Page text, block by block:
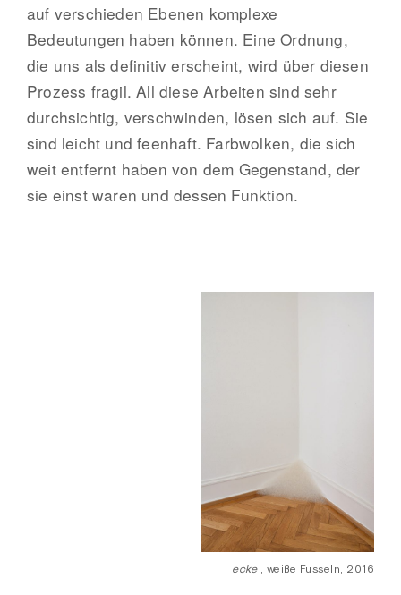
auf verschieden Ebenen komplexe
Bedeutungen haben können. Eine Ordnung,
die uns als definitiv erscheint, wird über diesen
Prozess fragil. All diese Arbeiten sind sehr
durchsichtig, verschwinden, lösen sich auf. Sie
sind leicht und feenhaft. Farbwolken, die sich
weit entfernt haben von dem Gegenstand, der
sie einst waren und dessen Funktion.
ecke, weiße Fusseln, 2016